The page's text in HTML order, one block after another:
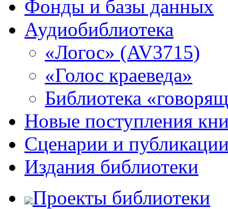
Фонды и базы данных
Аудиобиблиотека
«Логос» (AV3715)
«Голос краеведа»
Библиотека
Новые поступления
Сценарии и
Издания библиотеки
Проекты библиотеки